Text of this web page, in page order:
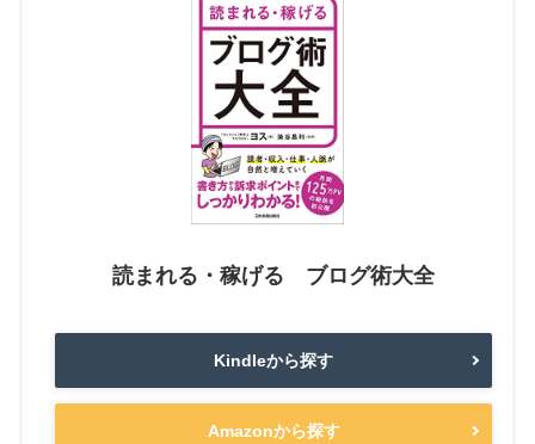
読まれる・稼げる ブログ術大全
Kindleから探す
Amazonから探す